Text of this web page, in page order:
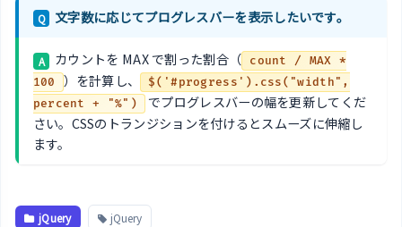
Q 文字数に応じてプログレスバーを表示したいです。
A カウントを MAX で割った割合（
count / MAX *
100
）を計算し、
$('#progress').css("width",
percent + "%")
でプログレスバーの幅を更新してくだ
さい。CSSのトランジションを付けるとスムーズに伸縮し
ます。
jQuery jQuery